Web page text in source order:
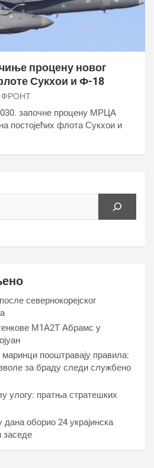
процену новог
Сукхои и Ф-18
ФРОНТ
започне процену МРЦА
постојећих флота Сукхои и
севернокорејског
М1А2Т Абрамс у
пооштравају правила:
за браду следи службено
улогу: пратња стратешких
оборио 24 украјинска
заседе